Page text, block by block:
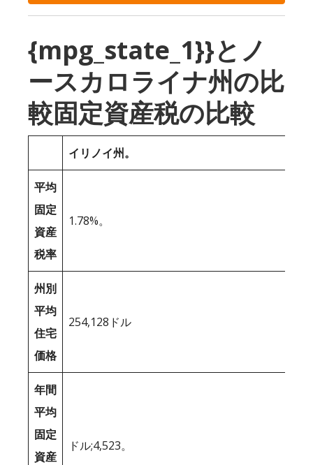
{mpg_state_1}}とノ
ースカロライナ州の比
較固定資産税の比較
イリノイ州。
平均
固定
資産
税率
1.78%。
州別
平均
住宅
価格
254,128ドル
年間
平均
固定
資産
ドル;4,523。